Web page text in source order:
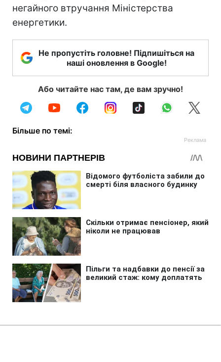
негайного втручання Міністерства
енергетики.
Не пропустіть головне! Підпишіться на
наші оновлення в Google!
Або читайте нас там, де вам зручно!
Більше по темі: